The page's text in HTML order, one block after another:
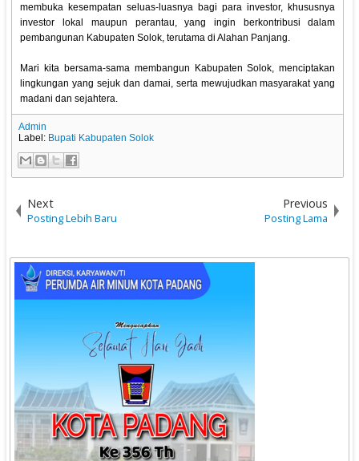
membuka kesempatan seluas-luasnya bagi para investor, khususnya
investor lokal maupun perantau, yang ingin berkontribusi dalam
pembangunan Kabupaten Solok, terutama di Alahan Panjang.
Mari kita bersama-sama membangun Kabupaten Solok, menciptakan
lingkungan yang sejuk dan damai, serta mewujudkan masyarakat yang
madani dan sejahtera.
Admin
Label: Bupati Kabupaten Solok
Next
Posting Lebih Baru
Previous
Posting Lama